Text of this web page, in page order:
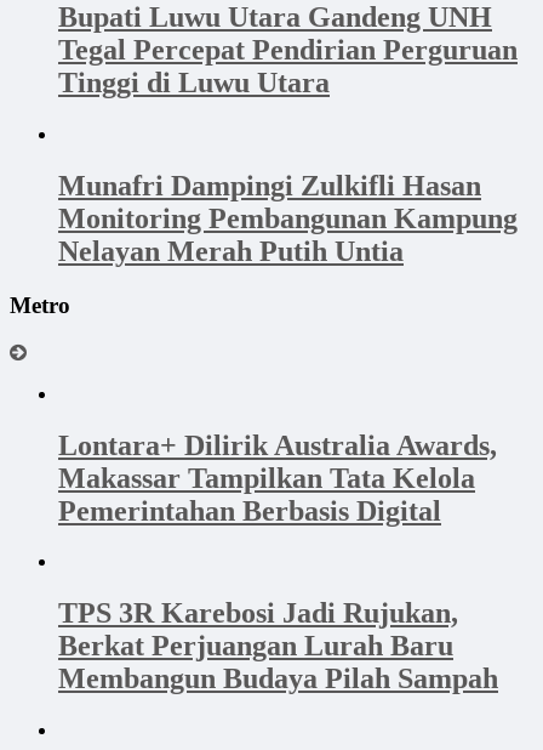
Bupati Luwu Utara Gandeng UNH
Tegal Percepat Pendirian Perguruan
Tinggi di Luwu Utara
Munafri Dampingi Zulkifli Hasan
Monitoring Pembangunan Kampung
Nelayan Merah Putih Untia
Metro
Lontara+ Dilirik Australia Awards,
Makassar Tampilkan Tata Kelola
Pemerintahan Berbasis Digital
TPS 3R Karebosi Jadi Rujukan,
Berkat Perjuangan Lurah Baru
Membangun Budaya Pilah Sampah